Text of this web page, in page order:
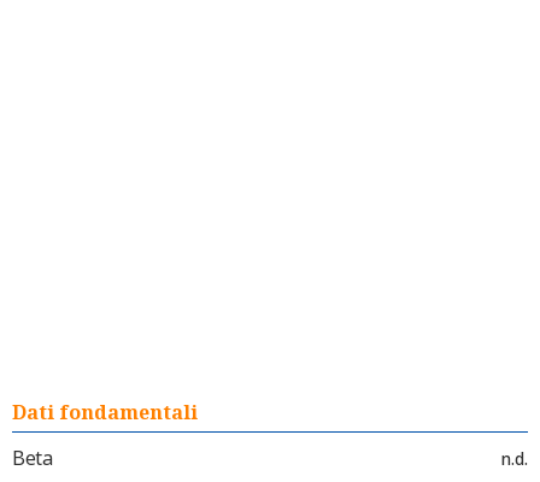
Dati fondamentali
Beta
n.d.